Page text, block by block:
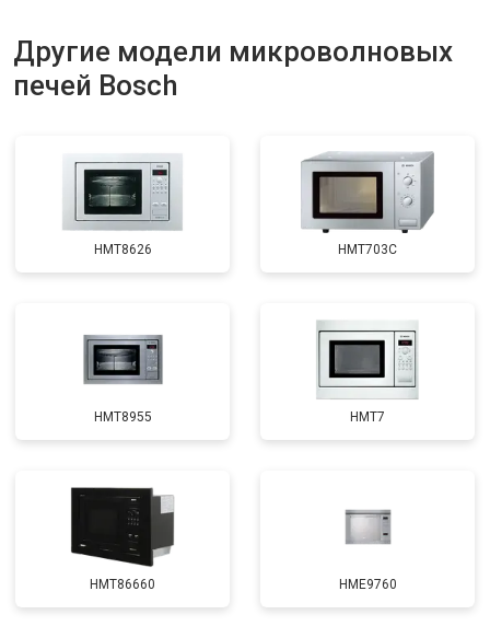
Другие модели микроволновых
печей Bosch
HMT8626 HMT703C
HMT8955 HMT7
HMT86660 HME9760